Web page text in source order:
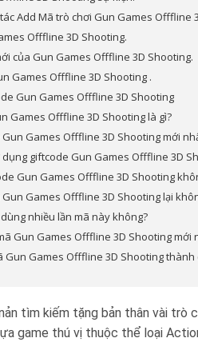
Add Mã trò chơi Gun Games Offfline
Offfline 3D Shooting.
của Gun Games Offfline 3D Shooting.
Games Offfline 3D Shooting .
Gun Games Offfline 3D Shooting
Games Offfline 3D Shooting là gì?
Games Offfline 3D Shooting mới
giftcode Gun Games Offfline 3D
Gun Games Offfline 3D Shooting
Games Offfline 3D Shooting lại
nhiều lần mã này không?
Gun Games Offfline 3D Shooting mới
Gun Games Offfline 3D Shooting thành
tìm kiếm tặng bản thân vài trò
game thú vị thuộc thể loại